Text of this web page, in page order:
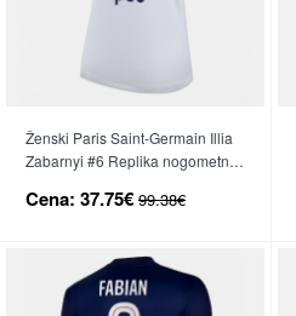
Ženski Paris Saint-Germain Illia
Zabarnyi #6 Replika nogometni
Rokav
Cena: 37.75€ 99.38€